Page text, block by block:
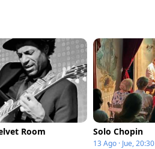
Room Solo Chopin
13 Ago · Jue, 20:30